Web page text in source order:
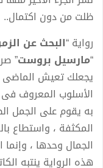
ظلت من دون اكتمال..
رواية “البحث عن
“مارسيل بروست”
يجعلك تعيش الماضى
الأسلوب المعروف فى
به يقوم على الجمل
المكثفة ، واستطاع
الجمال وحدها ،
هذه الرواية ينتبه